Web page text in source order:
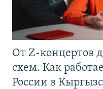
От Z-концертов
схем. Как
России в